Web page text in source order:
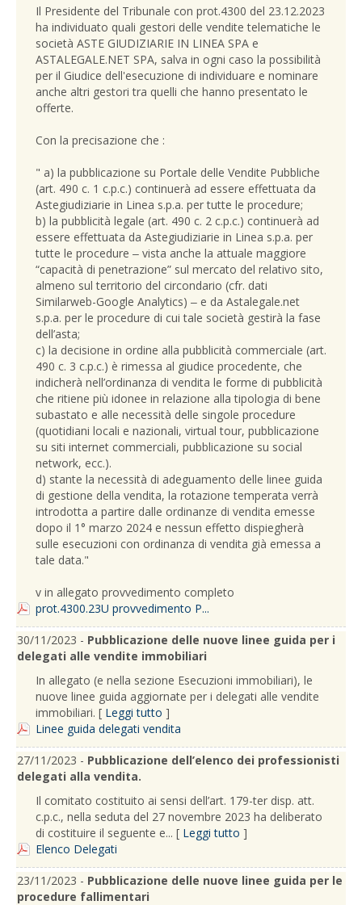
Il Presidente del Tribunale con prot.4300 del 23.12.2023
ha individuato quali gestori delle vendite telematiche le
società ASTE GIUDIZIARIE IN LINEA SPA e
ASTALEGALE.NET SPA, salva in ogni caso la possibilità
per il Giudice dell'esecuzione di individuare e nominare
anche altri gestori tra quelli che hanno presentato le
offerte.
Con la precisazione che :
" a) la pubblicazione su Portale delle Vendite Pubbliche
(art. 490 c. 1 c.p.c.) continuerà ad essere effettuata da
Astegiudiziarie in Linea s.p.a. per tutte le procedure;
b) la pubblicità legale (art. 490 c. 2 c.p.c.) continuerà ad
essere effettuata da Astegiudiziarie in Linea s.p.a. per
tutte le procedure ‒ vista anche la attuale maggiore
“capacità di penetrazione” sul mercato del relativo sito,
almeno sul territorio del circondario (cfr. dati
Similarweb-Google Analytics) ‒ e da Astalegale.net
s.p.a. per le procedure di cui tale società gestirà la fase
dell’asta;
c) la decisione in ordine alla pubblicità commerciale (art.
490 c. 3 c.p.c.) è rimessa al giudice procedente, che
indicherà nell’ordinanza di vendita le forme di pubblicità
che ritiene più idonee in relazione alla tipologia di bene
subastato e alle necessità delle singole procedure
(quotidiani locali e nazionali, virtual tour, pubblicazione
su siti internet commerciali, pubblicazione su social
network, ecc.).
d) stante la necessità di adeguamento delle linee guida
di gestione della vendita, la rotazione temperata verrà
introdotta a partire dalle ordinanze di vendita emesse
dopo il 1° marzo 2024 e nessun effetto dispiegherà
sulle esecuzioni con ordinanza di vendita già emessa a
tale data."
v in allegato provvedimento completo
prot.4300.23U provvedimento P...
30/11/2023 - Pubblicazione delle nuove linee guida per i
delegati alle vendite immobiliari
In allegato (e nella sezione Esecuzioni immobiliari), le
nuove linee guida aggiornate per i delegati alle vendite
immobiliari. [ Leggi tutto ]
Linee guida delegati vendita
27/11/2023 - Pubblicazione dell’elenco dei professionisti
delegati alla vendita.
Il comitato costituito ai sensi dell’art. 179-ter disp. att.
c.p.c., nella seduta del 27 novembre 2023 ha deliberato
di costituire il seguente e... [ Leggi tutto ]
Elenco Delegati
23/11/2023 - Pubblicazione delle nuove linee guida per le
procedure fallimentari